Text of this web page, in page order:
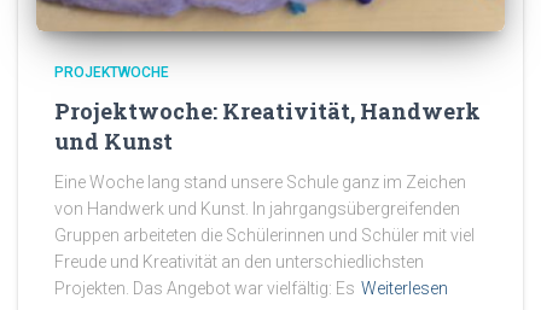
PROJEKTWOCHE
Projektwoche: Kreativität, Handwerk
und Kunst
Eine Woche lang stand unsere Schule ganz im Zeichen
von Handwerk und Kunst. In jahrgangsübergreifenden
Gruppen arbeiteten die Schülerinnen und Schüler mit viel
Freude und Kreativität an den unterschiedlichsten
Projekten. Das Angebot war vielfältig: Es Weiterlesen